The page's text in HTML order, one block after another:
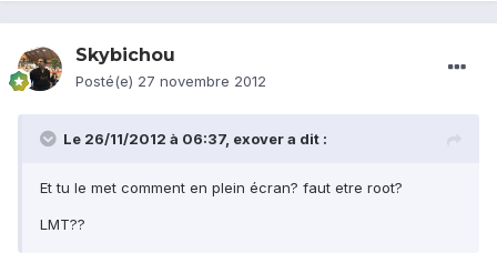
Skybichou
Posté(e) 27 novembre 2012
Le 26/11/2012 à 06:37, exover a dit :
Et tu le met comment en plein écran? faut etre root?
LMT??